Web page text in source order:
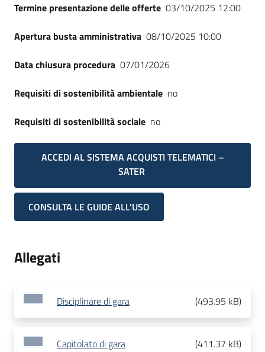
Termine presentazione delle offerte 03/10/2025 12:00
Apertura busta amministrativa 08/10/2025 10:00
Data chiusura procedura 07/01/2026
Requisiti di sostenibilità ambientale no
Requisiti di sostenibilità sociale no
ACCEDI AL SISTEMA ACQUISTI TELEMATICI –
SATER
CONSULTA LE GUIDE ALL'USO
Allegati
Disciplinare di gara (493.95 kB)
Capitolato di gara (411.37 kB)